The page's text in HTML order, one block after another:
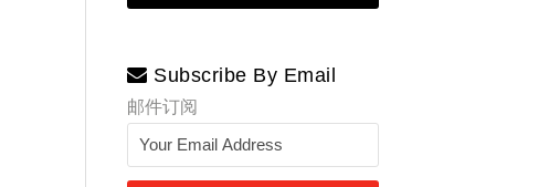
Subscribe By Email
邮件订阅